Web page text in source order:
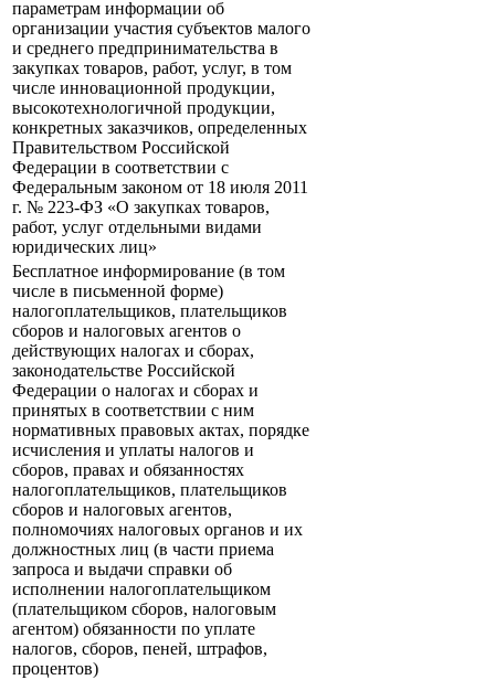
параметрам информации об
организации участия субъектов малого
и среднего предпринимательства в
закупках товаров, работ, услуг, в том
числе инновационной продукции,
высокотехнологичной продукции,
конкретных заказчиков, определенных
Правительством Российской
Федерации в соответствии с
Федеральным законом от 18 июля 2011
г. № 223-ФЗ «О закупках товаров,
работ, услуг отдельными видами
юридических лиц»
Бесплатное информирование (в том
числе в письменной форме)
налогоплательщиков, плательщиков
сборов и налоговых агентов о
действующих налогах и сборах,
законодательстве Российской
Федерации о налогах и сборах и
принятых в соответствии с ним
нормативных правовых актах, порядке
исчисления и уплаты налогов и
сборов, правах и обязанностях
налогоплательщиков, плательщиков
сборов и налоговых агентов,
полномочиях налоговых органов и их
должностных лиц (в части приема
запроса и выдачи справки об
исполнении налогоплательщиком
(плательщиком сборов, налоговым
агентом) обязанности по уплате
налогов, сборов, пеней, штрафов,
процентов)